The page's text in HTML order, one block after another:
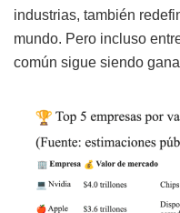
industrias, también
mundo. Pero incluso
común sigue siendo